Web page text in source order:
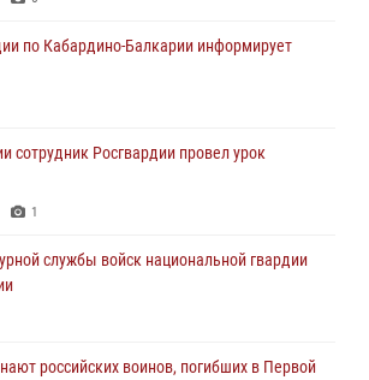
по Кабардино-Балкарии информирует
сотрудник Росгвардии провел урок
1
службы войск национальной гвардии
российских воинов, погибших в Первой